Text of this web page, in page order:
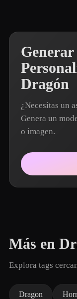
Dragón
¿Necesitas un
Genera un
o imagen.
Más en
Explora tags
Dragon